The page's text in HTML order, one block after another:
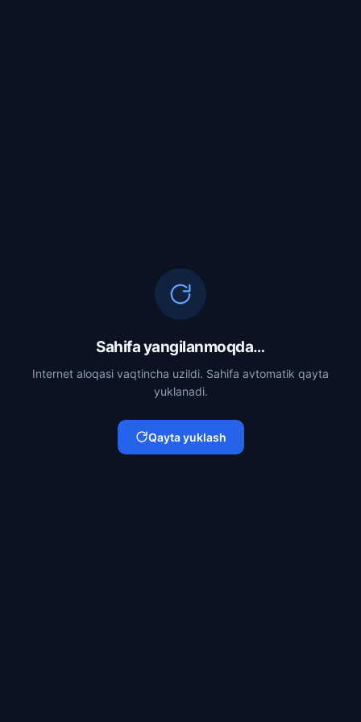
Sahifa yangilanmoqda…
Internet aloqasi vaqtincha uzildi. Sahifa avtomatik qayta
yuklanadi.
Qayta yuklash